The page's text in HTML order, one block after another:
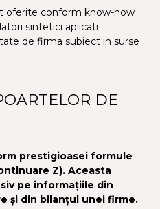
oferite conform know-how
sintetici aplicati
de firma subiect in surse
DE
prestigioasei formule
Z). Aceasta
pe informațiile din
și din bilanțul unei firme.